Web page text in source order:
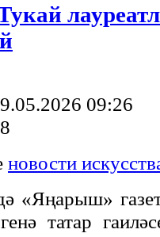
09:26
новости
«Яңарыш»
татар